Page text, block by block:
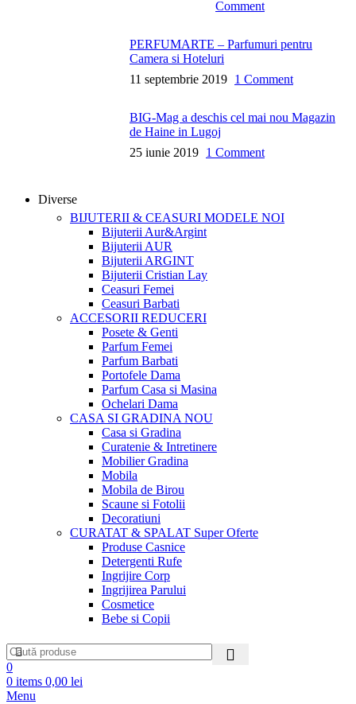
Comment
PERFUMARTE – Parfumuri pentru
Camera si Hoteluri
11 septembrie 2019 1 Comment
BIG-Mag a deschis cel mai nou Magazin
de Haine in Lugoj
25 iunie 2019 1 Comment
Diverse
BIJUTERII & CEASURI MODELE NOI
Bijuterii Aur&Argint
Bijuterii AUR
Bijuterii ARGINT
Bijuterii Cristian Lay
Ceasuri Femei
Ceasuri Barbati
ACCESORII REDUCERI
Posete & Genti
Parfum Femei
Parfum Barbati
Portofele Dama
Parfum Casa si Masina
Ochelari Dama
CASA SI GRADINANOU
Casa si Gradina
Curatenie & Intretinere
Mobilier Gradina
Mobila
Mobila de Birou
Scaune si Fotolii
Decoratiuni
CURATAT & SPALAT Super Oferte
Produse Casnice
Detergenti Rufe
Ingrijire Corp
Ingrijirea Parului
Cosmetice
Bebe si Copii
0
0 items 0,00 lei
Menu